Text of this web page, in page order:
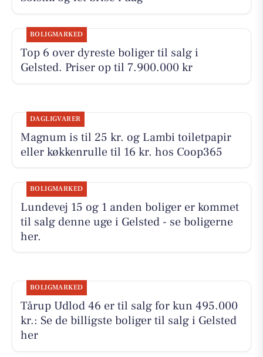
BOLIGMARKED
Top 6 over dyreste boliger til salg i
Gelsted. Priser op til 7.900.000 kr
DAGLIGVARER
Magnum is til 25 kr. og Lambi toiletpapir
eller køkkenrulle til 16 kr. hos Coop365
BOLIGMARKED
Lundevej 15 og 1 anden boliger er kommet
til salg denne uge i Gelsted - se boligerne
her.
BOLIGMARKED
Tårup Udlod 46 er til salg for kun 495.000
kr.: Se de billigste boliger til salg i Gelsted
her